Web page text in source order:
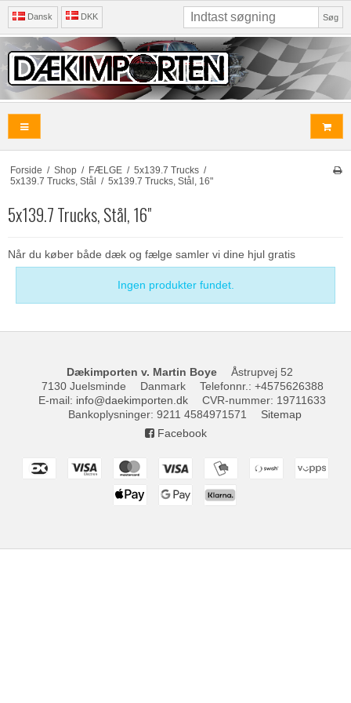
Dansk DKK Søg
Forside / Shop / FÆLGE / 5x139.7 Trucks /
5x139.7 Trucks, Stål
/ 5x139.7 Trucks, Stål, 16"
5x139.7 Trucks, Stål, 16"
Når du køber både dæk og fælge samler vi dine hjul gratis
Ingen produkter fundet.
Dækimporten v. Martin Boye
Åstrupvej 52
7130 Juelsminde
Danmark Telefonnr. : +4575626388
E-mail: info@daekimporten.dk CVR-nummer: 19711633
Bankoplysninger: 9211 4584971571
Sitemap
Facebook